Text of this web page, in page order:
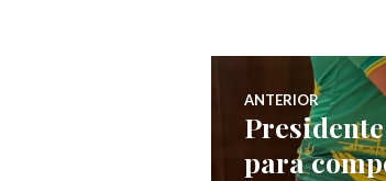
ANTERIOR
para